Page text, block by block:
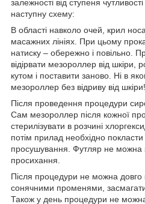
залежності від ступеня
наступну схему:
В області навколо очей, крил
масажних лініях. При цьому
натиску – обережно і повільно.
відірвати мезороллер від шкіри,
кутом і поставити заново. Ні в
мезороллер без відриву від шкіри!
Після проведення процедури
Сам мезороллер після кожної
стерилізувати в розчині
потім прилад необхідно
просушування. Футляр не можна
просихання.
Після процедури не можна
сонячними променями,
Також у день процедури не